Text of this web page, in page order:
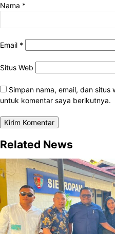
Nama *
Email *
Situs Web
Simpan nama, email, dan
untuk komentar saya berikutnya.
Related News